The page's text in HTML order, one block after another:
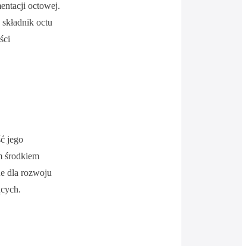
octowej.
octu
jego
środkiem
dla rozwoju